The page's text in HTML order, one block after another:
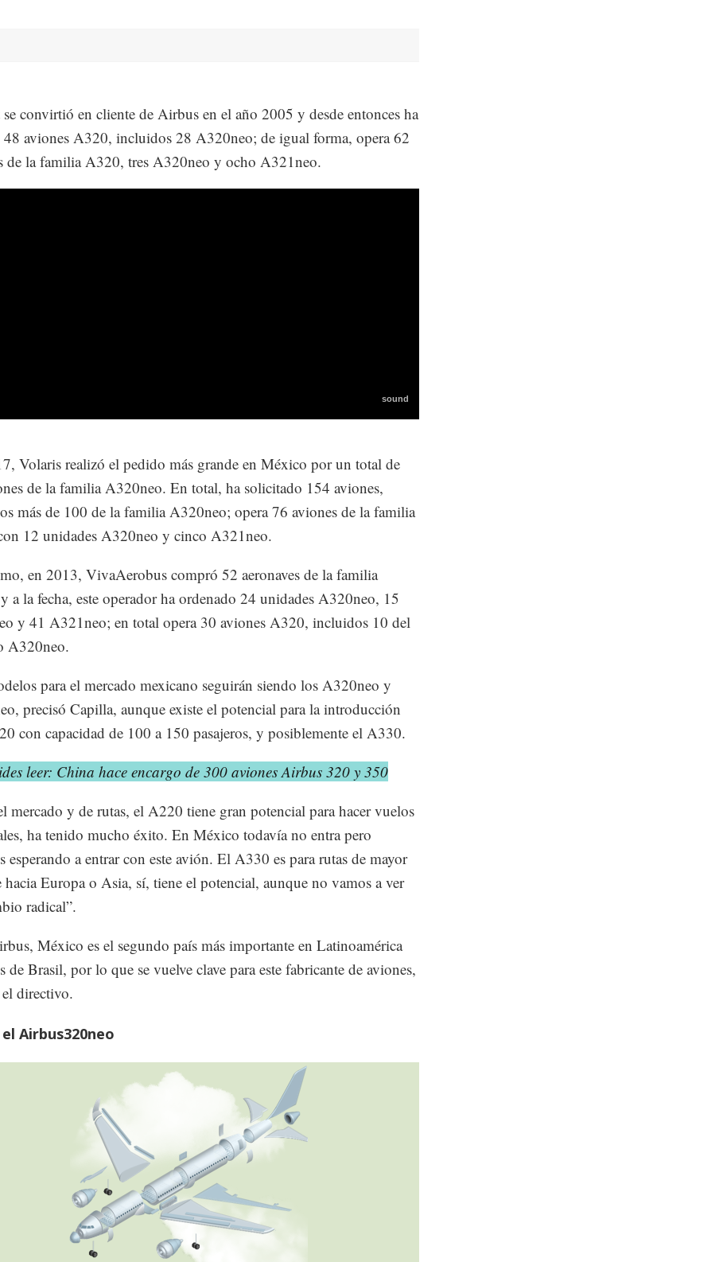
convirtió en cliente de Airbus en el año 2005 y desde entonces ha
aviones A320, incluidos 28 A320neo; de igual forma, opera 62
de la familia A320, tres A320neo y ocho A321neo.
Volaris realizó el pedido más grande en México por un total de
de la familia A320neo. En total, ha solicitado 154 aviones,
más de 100 de la familia A320neo; opera 76 aviones de la familia
12 unidades A320neo y cinco A321neo.
en 2013, VivaAerobus compró 52 aeronaves de la familia
a la fecha, este operador ha ordenado 24 unidades A320neo, 15
y 41 A321neo; en total opera 30 aviones A320, incluidos 10 del
A320neo.
para el mercado mexicano seguirán siendo los A320neo y
precisó Capilla, aunque existe el potencial para la introducción
con capacidad de 100 a 150 pasajeros, y posiblemente el A330.
leer: China hace encargo de 300 aviones Airbus 320 y 350
mercado y de rutas, el A220 tiene gran potencial para hacer vuelos
ha tenido mucho éxito. En México todavía no entra pero
esperando a entrar con este avión. El A330 es para rutas de mayor
hacia Europa o Asia, sí, tiene el potencial, aunque no vamos a ver
radical”.
México es el segundo país más importante en Latinoamérica
de Brasil, por lo que se vuelve clave para este fabricante de aviones,
directivo.
Airbus320neo